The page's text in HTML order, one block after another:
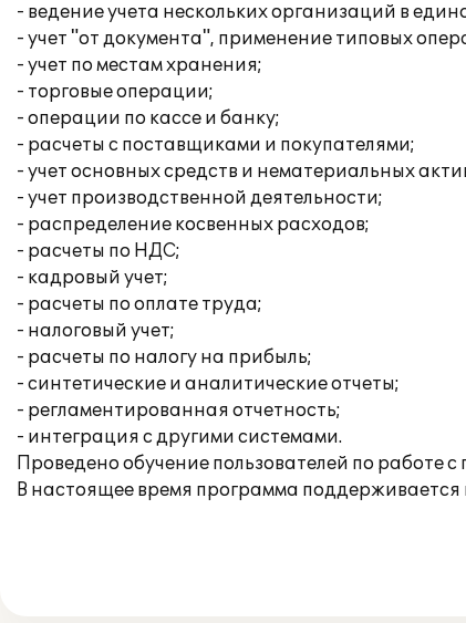
- ведение учета нескольких организаций в
- учет "от документа", применение типовых
- учет по местам хранения;
- торговые операции;
- операции по кассе и банку;
- расчеты с поставщиками и покупателями;
- учет основных средств и нематериальных
- учет производственной деятельности;
- распределение косвенных расходов;
- расчеты по НДС;
- кадровый учет;
- расчеты по оплате труда;
- налоговый учет;
- расчеты по налогу на прибыль;
- синтетические и аналитические отчеты;
- регламентированная отчетность;
- интеграция с другими системами.
Проведено обучение пользователей по работе
В настоящее время программа